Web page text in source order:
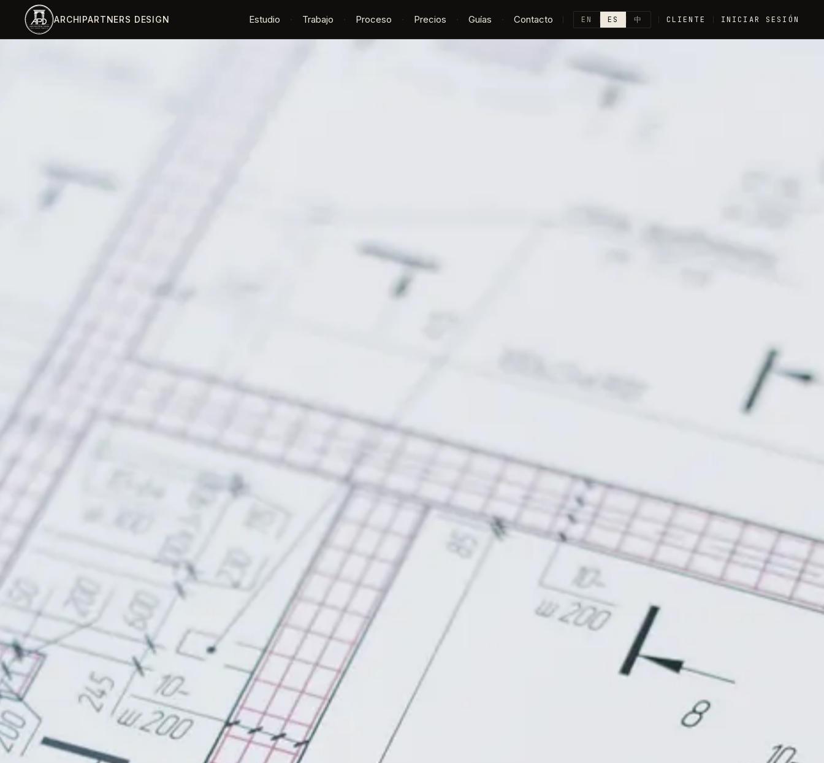
Saltar al contenido principal
ARCHIPARTNERS DESIGN Estudio · Trabajo · Proceso · Precios · Guías · Contacto EN ES 中 CLIENTE INICIAR SESIÓN